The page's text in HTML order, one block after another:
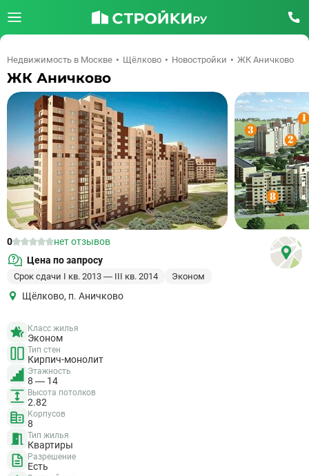
Недвижимость в Москве Щёлково Новостройки ЖК Аничково
ЖК Аничково
0
нет отзывов
Цена по запросу
Срок сдачи I кв. 2013 — III кв. 2014 Эконом
Щёлково, п. Аничково
Класс жилья
Эконом
Тип стен
Кирпич-монолит
Этажность
8 — 14
Высота потолков
2.82
Корпусов
8
Тип жилья
Квартиры
Разрешение
Есть